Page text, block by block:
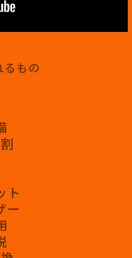
もの
ト
ー